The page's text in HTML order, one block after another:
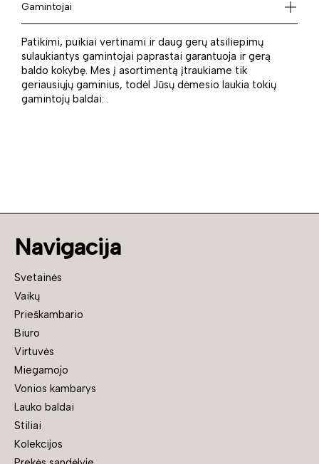
Gamintojai
Patikimi, puikiai vertinami ir daug gerų atsiliepimų
sulaukiantys gamintojai paprastai garantuoja ir gerą
baldo kokybę. Mes į asortimentą įtraukiame tik
geriausiųjų gaminius, todėl Jūsų dėmesio laukia tokių
gamintojų baldai: .
Navigacija
Svetainės
Vaikų
Prieškambario
Biuro
Virtuvės
Miegamojo
Vonios kambarys
Lauko baldai
Stiliai
Kolekcijos